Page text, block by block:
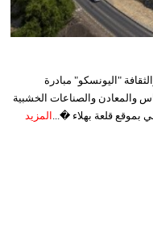
"اليونسكو" مبادرة
والمعادن والصناعات الخشبية
بموقع قلعة بهلاء �... المزيد